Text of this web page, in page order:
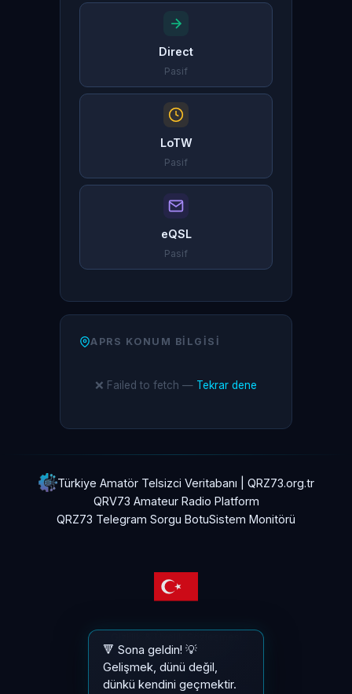
Direct
Pasif
LoTW
Pasif
eQSL
Pasif
APRS KONUM BILGISI
❌ Failed to fetch — Tekrar dene
Türkiye Amatör Telsizci Veritabanı | QRZ73.org.tr
QRV73 Amateur Radio Platform
QRZ73 Telegram Sorgu BotuSistem Monitörü
API Dokümantasyonu
Giriş
Kayıt
🔻 Sona geldin! 💡
Gelişmek, dünü değil,
dünkü kendini geçmektir.